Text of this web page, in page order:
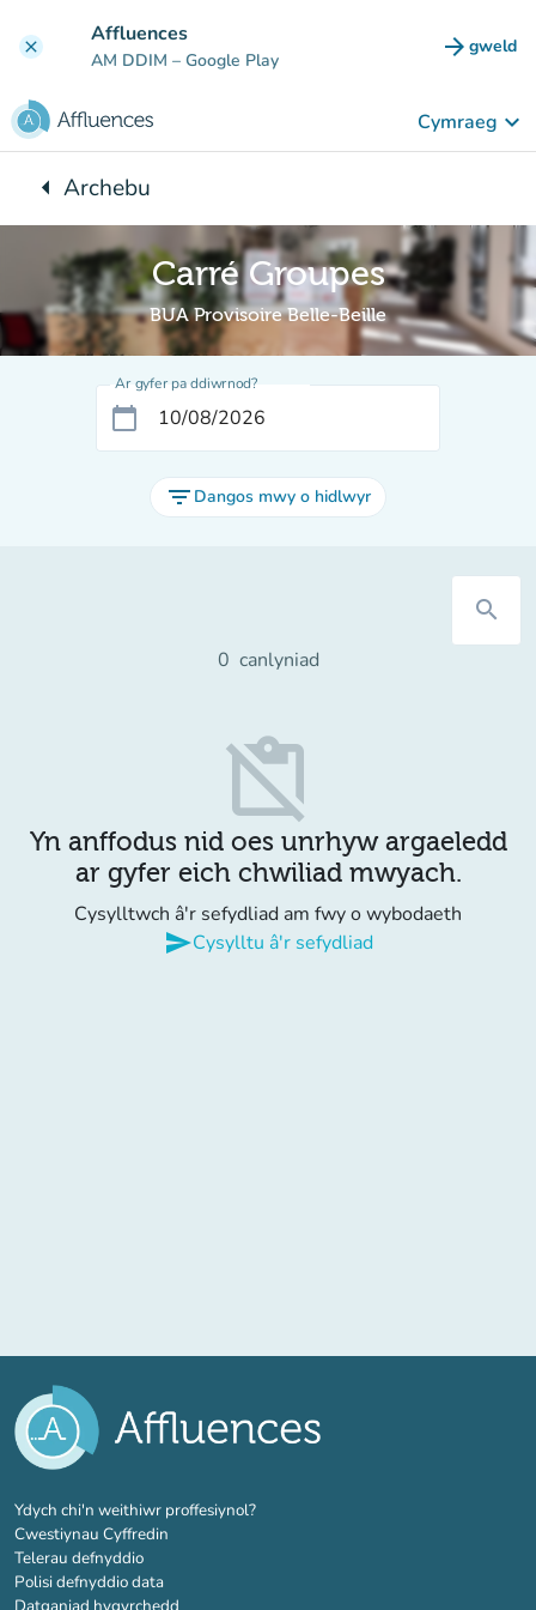
clear Affluences
AM DDIM – Google Play arrow_forward gweld
(tab
Cymraeg keyboard_arrow_down
arrow_leftYn ôl i:
Archebu
Carré Groupes
BUA Provisoire Belle-Beille
Ar gyfer pa ddiwrnod?
calendar_today
filter_list Dangos mwy o hidlwyr
search
0 canlyniad
content_paste_off
Yn anffodus nid oes unrhyw argaeledd
ar gyfer eich chwiliad mwyach.
Cysylltwch â'r sefydliad am fwy o wybodaeth
sendCysylltu â'r sefydliad
Ydych chi'n weithiwr proffesiynol?(tab newydd)
Cwestiynau Cyffredin
Telerau defnyddio
Polisi defnyddio data